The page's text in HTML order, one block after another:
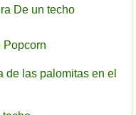
De un techo
Popcorn
de las palomitas en el